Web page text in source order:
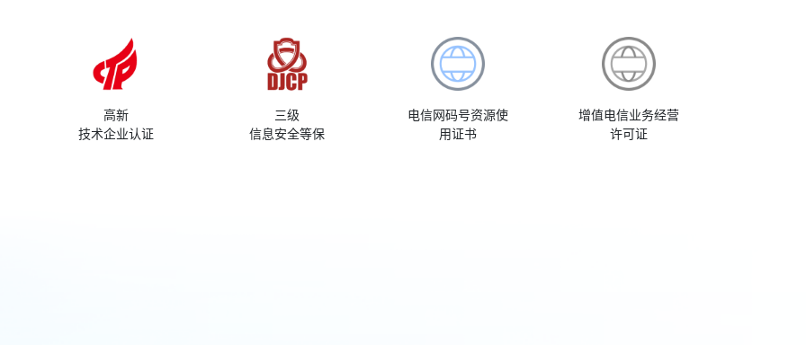
高新
技术企业认证
三级
信息安全等保
电信网码号资源使
用证书
增值电信业务经营
许可证